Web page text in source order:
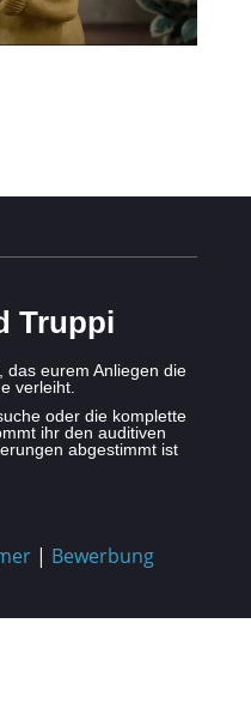
Truppi
das eurem Anliegen die
verleiht.
oder die komplette
ihr den auditiven
abgestimmt ist
| Bewerbung